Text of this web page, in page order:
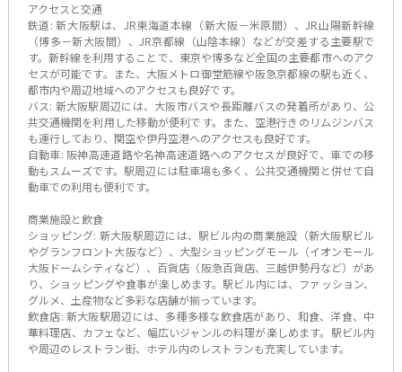
アクセスと交通
鉄道: 新大阪駅は、JR東海道本線（新大阪－米原間）、JR山陽新幹線
（博多－新大阪間）、JR京都線（山陰本線）などが交差する主要駅で
す。新幹線を利用することで、東京や博多など全国の主要都市へのアク
セスが可能です。また、大阪メトロ御堂筋線や阪急京都線の駅も近く、
都市内や周辺地域へのアクセスも良好です。
バス: 新大阪駅周辺には、大阪市バスや長距離バスの発着所があり、公
共交通機関を利用した移動が便利です。また、空港行きのリムジンバス
も運行しており、関空や伊丹空港へのアクセスも良好です。
自動車: 阪神高速道路や名神高速道路へのアクセスが良好で、車での移
動もスムーズです。駅周辺には駐車場も多く、公共交通機関と併せて自
動車での利用も便利です。
商業施設と飲食
ショッピング: 新大阪駅周辺には、駅ビル内の商業施設（新大阪駅ビル
やグランフロント大阪など）、大型ショッピングモール（イオンモール
大阪ドームシティなど）、百貨店（阪急百貨店、三越伊勢丹など）があ
り、ショッピングや食事が楽しめます。駅ビル内には、ファッション、
グルメ、土産物など多彩な店舗が揃っています。
飲食店: 新大阪駅周辺には、多種多様な飲食店があり、和食、洋食、中
華料理店、カフェなど、幅広いジャンルの料理が楽しめます。駅ビル内
や周辺のレストラン街、ホテル内のレストランも充実しています。